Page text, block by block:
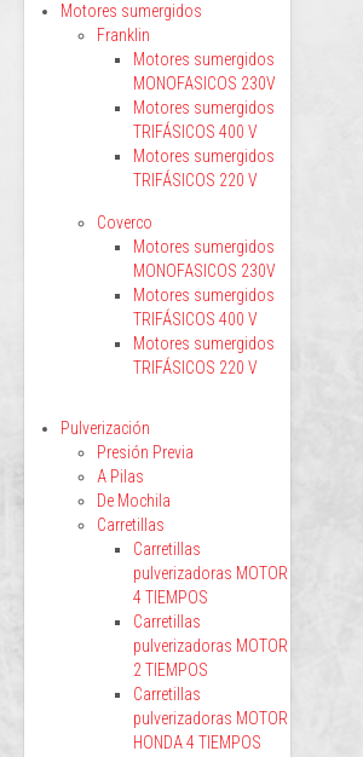
Motores sumergidos
Franklin
Motores sumergidos
MONOFASICOS 230V
Motores sumergidos
TRIFÁSICOS 400 V
Motores sumergidos
TRIFÁSICOS 220 V
Coverco
Motores sumergidos
MONOFASICOS 230V
Motores sumergidos
TRIFÁSICOS 400 V
Motores sumergidos
TRIFÁSICOS 220 V
Pulverización
Presión Previa
A Pilas
De Mochila
Carretillas
Carretillas
pulverizadoras MOTOR
4 TIEMPOS
Carretillas
pulverizadoras MOTOR
2 TIEMPOS
Carretillas
pulverizadoras MOTOR
HONDA 4 TIEMPOS